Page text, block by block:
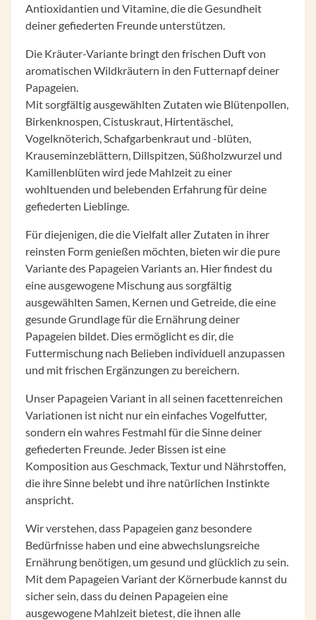
Antioxidantien und Vitamine, die die Gesundheit
deiner gefiederten Freunde unterstützen.
Die Kräuter-Variante bringt den frischen Duft von
aromatischen Wildkräutern in den Futternapf deiner
Papageien.
Mit sorgfältig ausgewählten Zutaten wie Blütenpollen,
Birkenknospen, Cistuskraut, Hirtentäschel,
Vogelknöterich, Schafgarbenkraut und -blüten,
Krauseminzeblättern, Dillspitzen, Süßholzwurzel und
Kamillenblüten wird jede Mahlzeit zu einer
wohltuenden und belebenden Erfahrung für deine
gefiederten Lieblinge.
Für diejenigen, die die Vielfalt aller Zutaten in ihrer
reinsten Form genießen möchten, bieten wir die pure
Variante des Papageien Variants an. Hier findest du
eine ausgewogene Mischung aus sorgfältig
ausgewählten Samen, Kernen und Getreide, die eine
gesunde Grundlage für die Ernährung deiner
Papageien bildet. Dies ermöglicht es dir, die
Futtermischung nach Belieben individuell anzupassen
und mit frischen Ergänzungen zu bereichern.
Unser Papageien Variant in all seinen facettenreichen
Variationen ist nicht nur ein einfaches Vogelfutter,
sondern ein wahres Festmahl für die Sinne deiner
gefiederten Freunde. Jeder Bissen ist eine
Komposition aus Geschmack, Textur und Nährstoffen,
die ihre Sinne belebt und ihre natürlichen Instinkte
anspricht.
Wir verstehen, dass Papageien ganz besondere
Bedürfnisse haben und eine abwechslungsreiche
Ernährung benötigen, um gesund und glücklich zu sein.
Mit dem Papageien Variant der Körnerbude kannst du
sicher sein, dass du deinen Papageien eine
ausgewogene Mahlzeit bietest, die ihnen alle